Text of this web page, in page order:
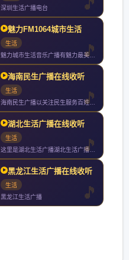
深圳生活广播电台
魅力FM1064城市生活
生活
魅力城市生活音乐广播有魅力最美丽非凡魅力只为并不平凡的你这里
海南民生广播在线收听
生活
海南民生广播以关注民生服务百姓为宗旨是海南广播电视总台旗下最
湖北生活广播在线收听
生活
这里是湖北生活广播湖北生活广播你值得收听的电台
黑龙江生活广播在线收听
生活
黑龙江生活广播